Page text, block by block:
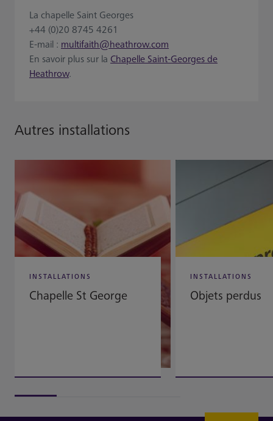
La chapelle Saint Georges
+44 (0)20 8745 4261
E-mail : multifaith@heathrow.com
En savoir plus sur la Chapelle Saint-Georges de
Heathrow.
Autres installations
INSTALLATIONS
Chapelle St George
INSTALLATIONS
Objets perdus